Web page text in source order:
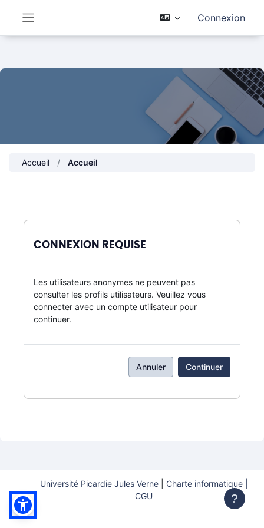
Connexion
Accueil Accueil
CONNEXION REQUISE
Les utilisateurs anonymes ne peuvent pas
consulter les profils utilisateurs. Veuillez vous
connecter avec un compte utilisateur pour
continuer.
Annuler Continuer
Université Picardie Jules Verne|
Charte informatique |
CGU